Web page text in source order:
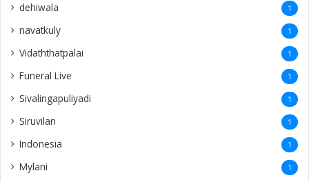
dehiwala 1
navatkuly 1
Vidaththatpalai 1
Funeral Live 1
Sivalingapuliyadi 1
Siruvilan 1
Indonesia 1
Mylani 1